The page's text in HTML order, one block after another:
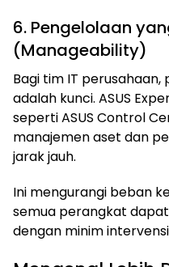
6. Pengelolaan
(Manageability)
Bagi tim IT
adalah kunci. ASUS
seperti ASUS Control
manajemen aset dan
jarak jauh.
Ini mengurangi beban
semua perangkat
dengan minim